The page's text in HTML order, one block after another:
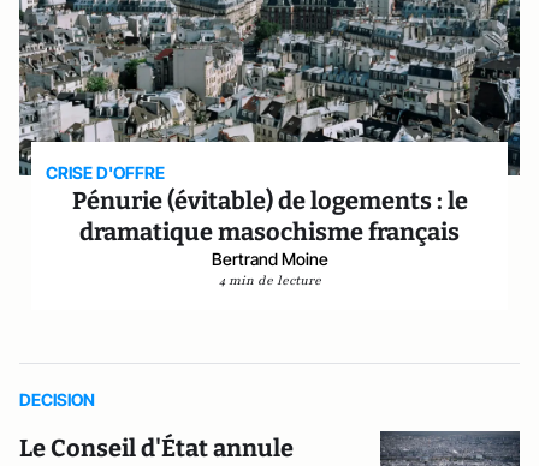
CRISE D'OFFRE
Pénurie (évitable) de logements : le
dramatique masochisme français
Bertrand Moine
4 min de lecture
DECISION
Le Conseil d'État annule